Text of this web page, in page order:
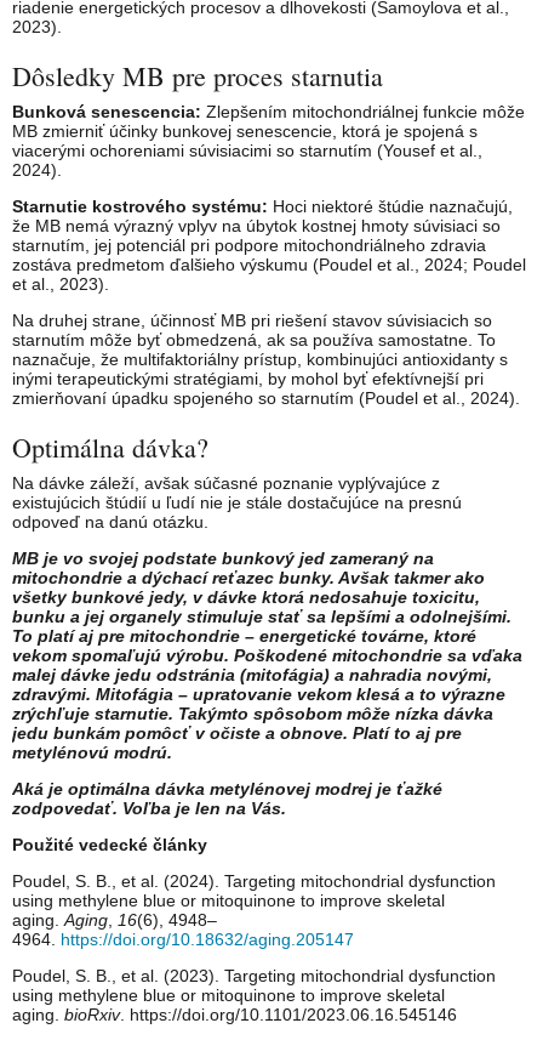
riadenie energetických procesov a dlhovekosti (Samoylova et al.,
2023).
Dôsledky MB pre proces starnutia
Bunková senescencia: Zlepšením mitochondriálnej funkcie môže
MB zmierniť účinky bunkovej senescencie, ktorá je spojená s
viacerými ochoreniami súvisiacimi so starnutím (Yousef et al.,
2024).
Starnutie kostrového systému: Hoci niektoré štúdie naznačujú,
že MB nemá výrazný vplyv na úbytok kostnej hmoty súvisiaci so
starnutím, jej potenciál pri podpore mitochondriálneho zdravia
zostáva predmetom ďalšieho výskumu (Poudel et al., 2024; Poudel
et al., 2023).
Na druhej strane, účinnosť MB pri riešení stavov súvisiacich so
starnutím môže byť obmedzená, ak sa používa samostatne. To
naznačuje, že multifaktoriálny prístup, kombinujúci antioxidanty s
inými terapeutickými stratégiami, by mohol byť efektívnejší pri
zmierňovaní úpadku spojeného so starnutím (Poudel et al., 2024).
Optimálna dávka?
Na dávke záleží, avšak súčasné poznanie vyplývajúce z
existujúcich štúdií u ľudí nie je stále dostačujúce na presnú
odpoveď na danú otázku.
MB je vo svojej podstate bunkový jed zameraný na
mitochondrie a dýchací reťazec bunky. Avšak takmer ako
všetky bunkové jedy, v dávke ktorá nedosahuje toxicitu,
bunku a jej organely stimuluje stať sa lepšími a odolnejšími.
To platí aj pre mitochondrie – energetické továrne, ktoré
vekom spomaľujú výrobu. Poškodené mitochondrie sa vďaka
malej dávke jedu odstránia (mitofágia) a nahradia novými,
zdravými. Mitofágia – upratovanie vekom klesá a to výrazne
zrýchľuje starnutie. Takýmto spôsobom môže nízka dávka
jedu bunkám pomôcť v očiste a obnove. Platí to aj pre
metylénovú modrú.
Aká je optimálna dávka metylénovej modrej je ťažké
zodpovedať. Voľba je len na Vás.
Použité vedecké články
Poudel, S. B., et al. (2024). Targeting mitochondrial dysfunction
using methylene blue or mitoquinone to improve skeletal
aging. Aging 16(6), 4948–
4964. https://doi.org/10.18632/aging.205147
Poudel, S. B., et al. (2023). Targeting mitochondrial dysfunction
using methylene blue or mitoquinone to improve skeletal
aging. bioRxiv. https://doi.org/10.1101/2023.06.16.545146